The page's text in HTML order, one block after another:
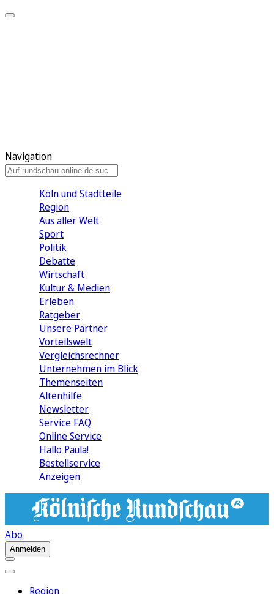
Navigation
Köln und Stadtteile
Region
Aus aller Welt
Sport
Politik
Debatte
Wirtschaft
Kultur & Medien
Erleben
Ratgeber
Unsere Partner
Vorteilswelt
Vergleichsrechner
Unternehmen im Blick
Themenseiten
Altenhilfe
Newsletter
Service FAQ
Online Service
Hallo Paula!
Bestellservice
Anzeigen
Abo
Anmelden
Region